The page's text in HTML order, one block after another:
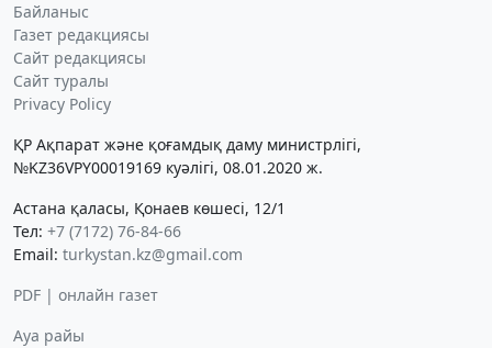
Байланыс
Газет редакциясы
Сайт редакциясы
Сайт туралы
Privacy Policy
ҚР Ақпарат және қоғамдық даму министрлігі,
№KZ36VPY00019169 куәлігі, 08.01.2020 ж.
Астана қаласы, Қонаев көшесі, 12/1
Тел: +7 (7172) 76-84-66
Email: turkystan.kz@gmail.com
PDF | онлайн газет
Ауа райы